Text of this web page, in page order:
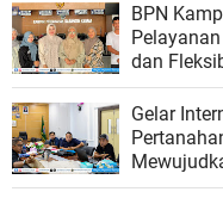
BPN
dan
Gelar